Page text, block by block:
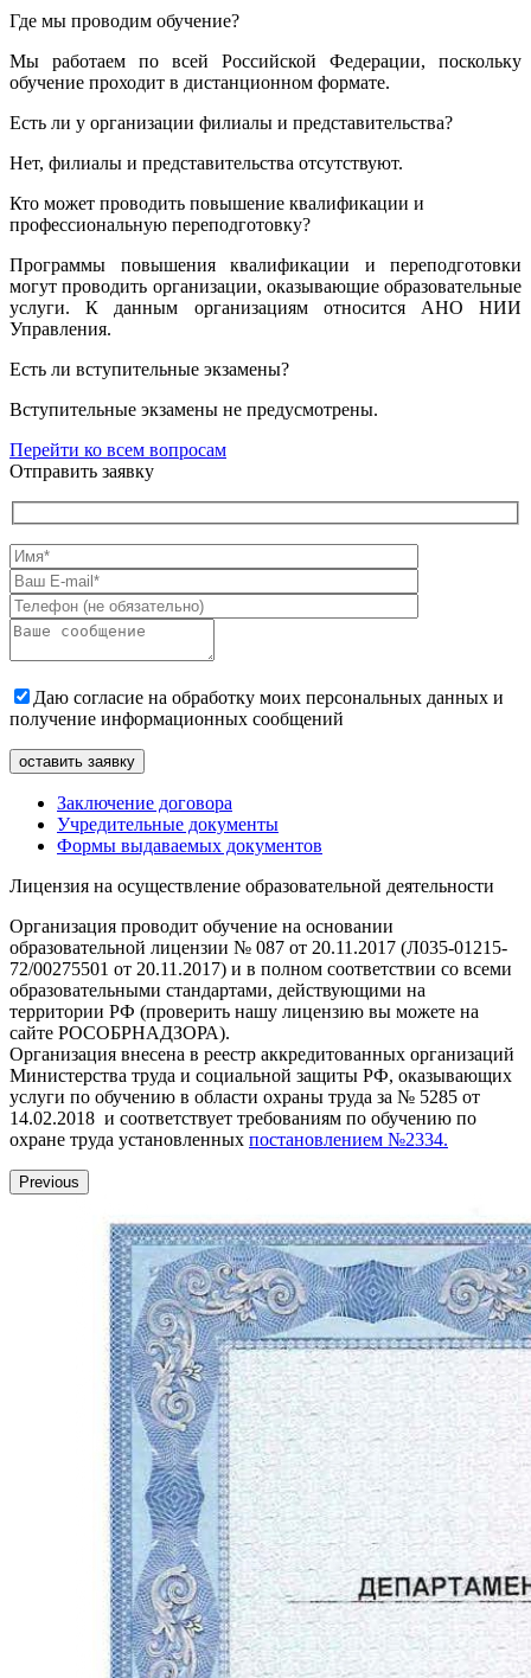
Где мы проводим обучение?
Мы работаем по всей Российской Федерации, поскольку
обучение проходит в дистанционном формате.
Есть ли у организации филиалы и представительства?
Нет, филиалы и представительства отсутствуют.
Кто может проводить повышение квалификации и
профессиональную переподготовку?
Программы повышения квалификации и переподготовки
могут проводить организации, оказывающие образовательные
услуги. К данным организациям относится АНО НИИ
Управления.
Есть ли вступительные экзамены?
Вступительные экзамены не предусмотрены.
Перейти ко всем вопросам
Отправить заявку
Даю согласие на обработку моих персональных данных и
получение информационных сообщений
Заключение договора
Учредительные документы
Формы выдаваемых документов
Лицензия на осуществление образовательной деятельности
Организация проводит обучение на основании
образовательной лицензии № 087 от 20.11.2017 (Л035-01215-
72/00275501 от 20.11.2017) и в полном соответствии со всеми
образовательными стандартами, действующими на
территории РФ (проверить нашу лицензию вы можете на
сайте РОСОБРНАДЗОРА).
Организация внесена в реестр аккредитованных организаций
Министерства труда и социальной защиты РФ, оказывающих
услуги по обучению в области охраны труда за № 5285 от
14.02.2018 и соответствует требованиям по обучению по
охране труда установленных постановлением №2334.
Previous